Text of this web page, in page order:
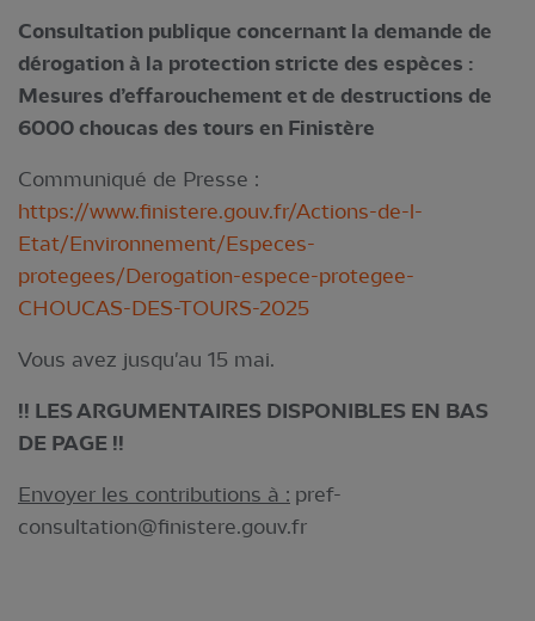
Consultation publique concernant la demande de
dérogation à la protection stricte des espèces :
Mesures d’effarouchement et de destructions de
6000 choucas des tours en Finistère
Communiqué de Presse :
https://www.finistere.gouv.fr/Actions-de-l-
Etat/Environnement/Especes-
protegees/Derogation-espece-protegee-
CHOUCAS-DES-TOURS-2025
Vous avez jusqu'au 15 mai.
!! LES ARGUMENTAIRES DISPONIBLES EN BAS
DE PAGE !!
Envoyer les contributions à : pref-
consultation@finistere.gouv.fr